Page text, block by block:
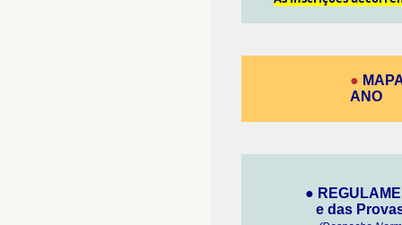
●
ANO
●
e das